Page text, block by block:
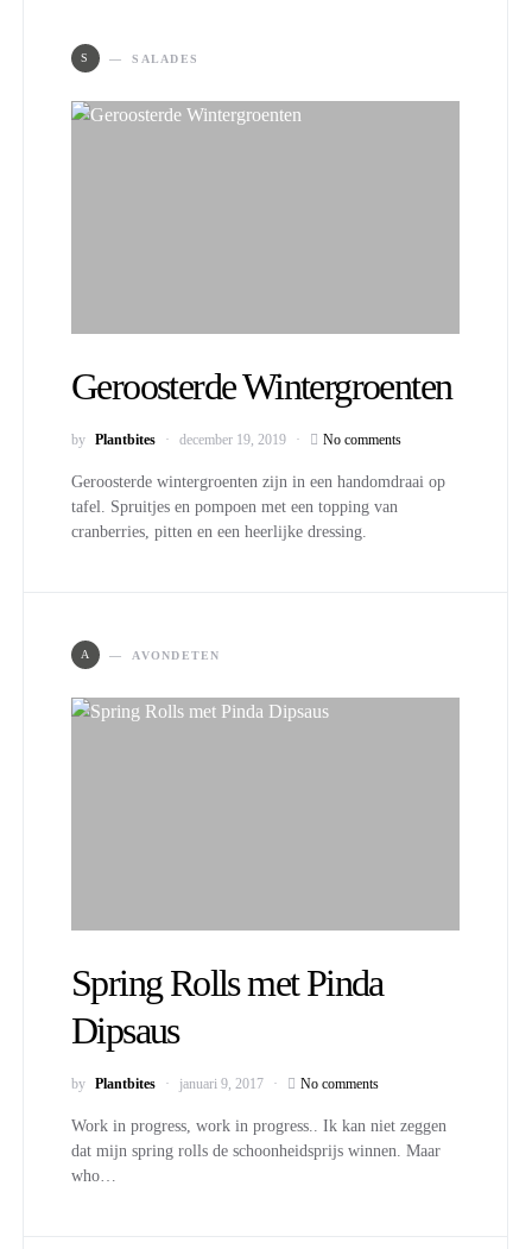
S SALADES
Geroosterde Wintergroenten
by Plantbites december 19, 2019 No comments
Geroosterde wintergroenten zijn in een handomdraai op
tafel. Spruitjes en pompoen met een topping van
cranberries, pitten en een heerlijke dressing.
A AVONDETEN
Spring Rolls met Pinda
Dipsaus
by Plantbites januari 9, 2017 No comments
Work in progress, work in progress.. Ik kan niet zeggen
dat mijn spring rolls de schoonheidsprijs winnen. Maar
who…